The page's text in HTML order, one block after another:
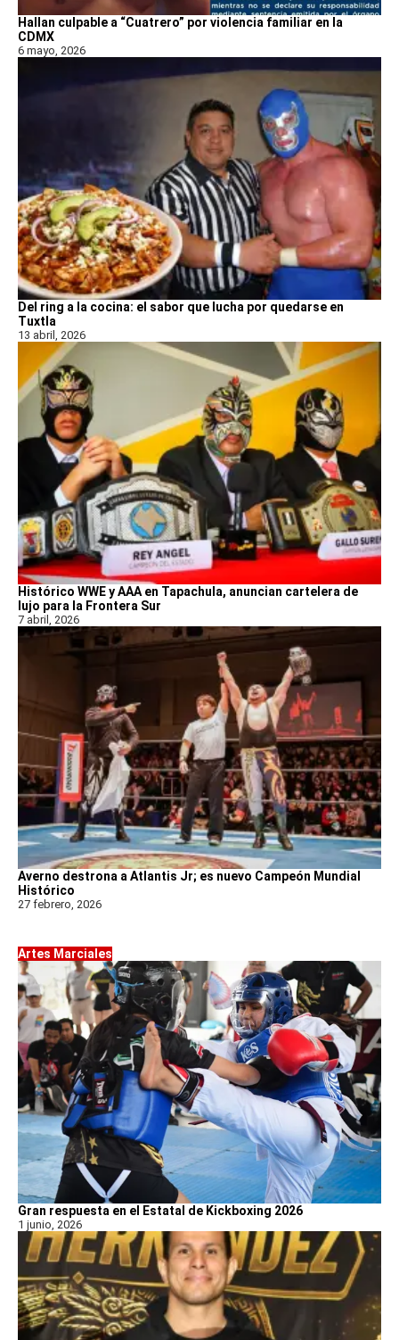
Hallan culpable a “Cuatrero” por violencia familiar en la
CDMX
6 mayo, 2026
Del ring a la cocina: el sabor que lucha por quedarse en
Tuxtla
13 abril, 2026
Histórico WWE y AAA en Tapachula, anuncian cartelera de
lujo para la Frontera Sur
7 abril, 2026
Averno destrona a Atlantis Jr; es nuevo Campeón Mundial
Histórico
27 febrero, 2026
Artes Marciales
Gran respuesta en el Estatal de Kickboxing 2026
1 junio, 2026